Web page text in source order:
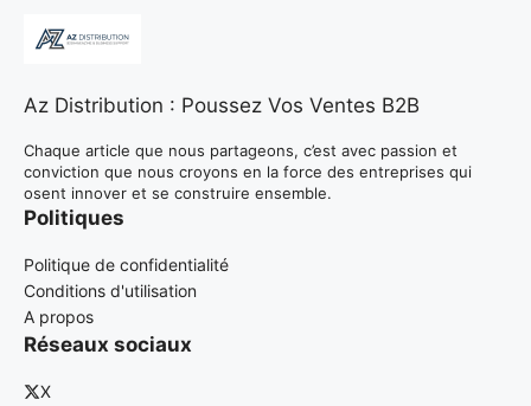
Az Distribution : Poussez Vos Ventes B2B
Chaque article que nous partageons, c’est avec passion et
conviction que nous croyons en la force des entreprises qui
osent innover et se construire ensemble.
Politiques
Politique de confidentialité
Conditions d'utilisation
A propos
Réseaux sociaux
X